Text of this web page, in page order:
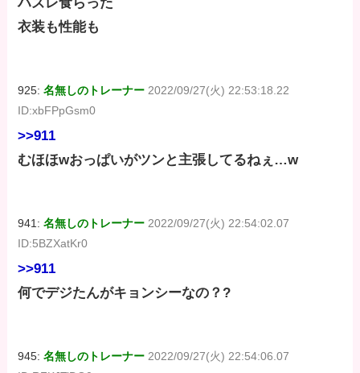
衣装も性能も
925:名無しのトレーナー 2022/09/27(火) 22:53:18.22
ID:xbFPpGsm0
>>911
むほほwおっぱいがツンと主張してるねぇ…w
941:名無しのトレーナー 2022/09/27(火) 22:54:02.07
ID:5BZXatKr0
>>911
何でデジたんがキョンシーなの？?
945:名無しのトレーナー 2022/09/27(火) 22:54:06.07